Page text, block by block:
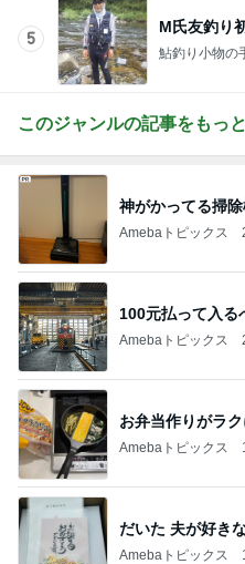
5
M氏友釣り
鮎釣り小物の
このジャンルの記事をもっ
神がかってる掃
Amebaトピックス
100元払って入る
Amebaトピックス
お弁当作りがラ
Amebaトピックス
だいた 夫が好き
Amebaトピックス